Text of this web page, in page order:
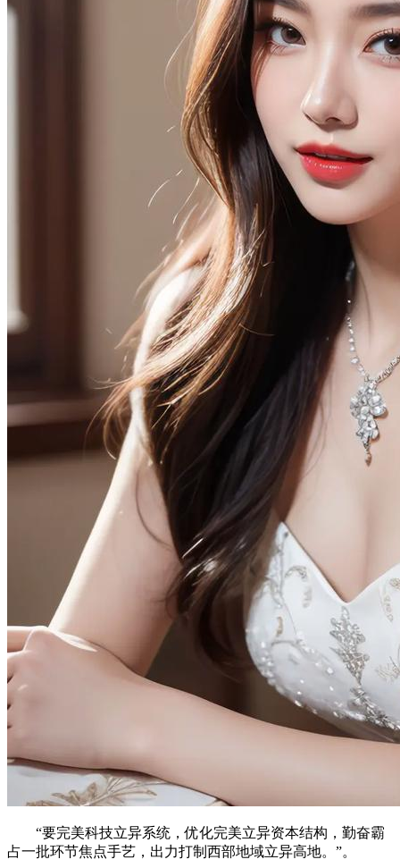
“要完美科技立异系统，优化完美立异资本结构，勤奋霸
占一批环节焦点手艺，出力打制西部地域立异高地。”。